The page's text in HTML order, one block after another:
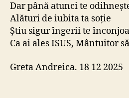
Dar până atunci te
Alături de iubita ta soție
Știu sigur îngerii te
Ca ai ales ISUS, Mântuitor
Greta Andreica. 18 12 2025